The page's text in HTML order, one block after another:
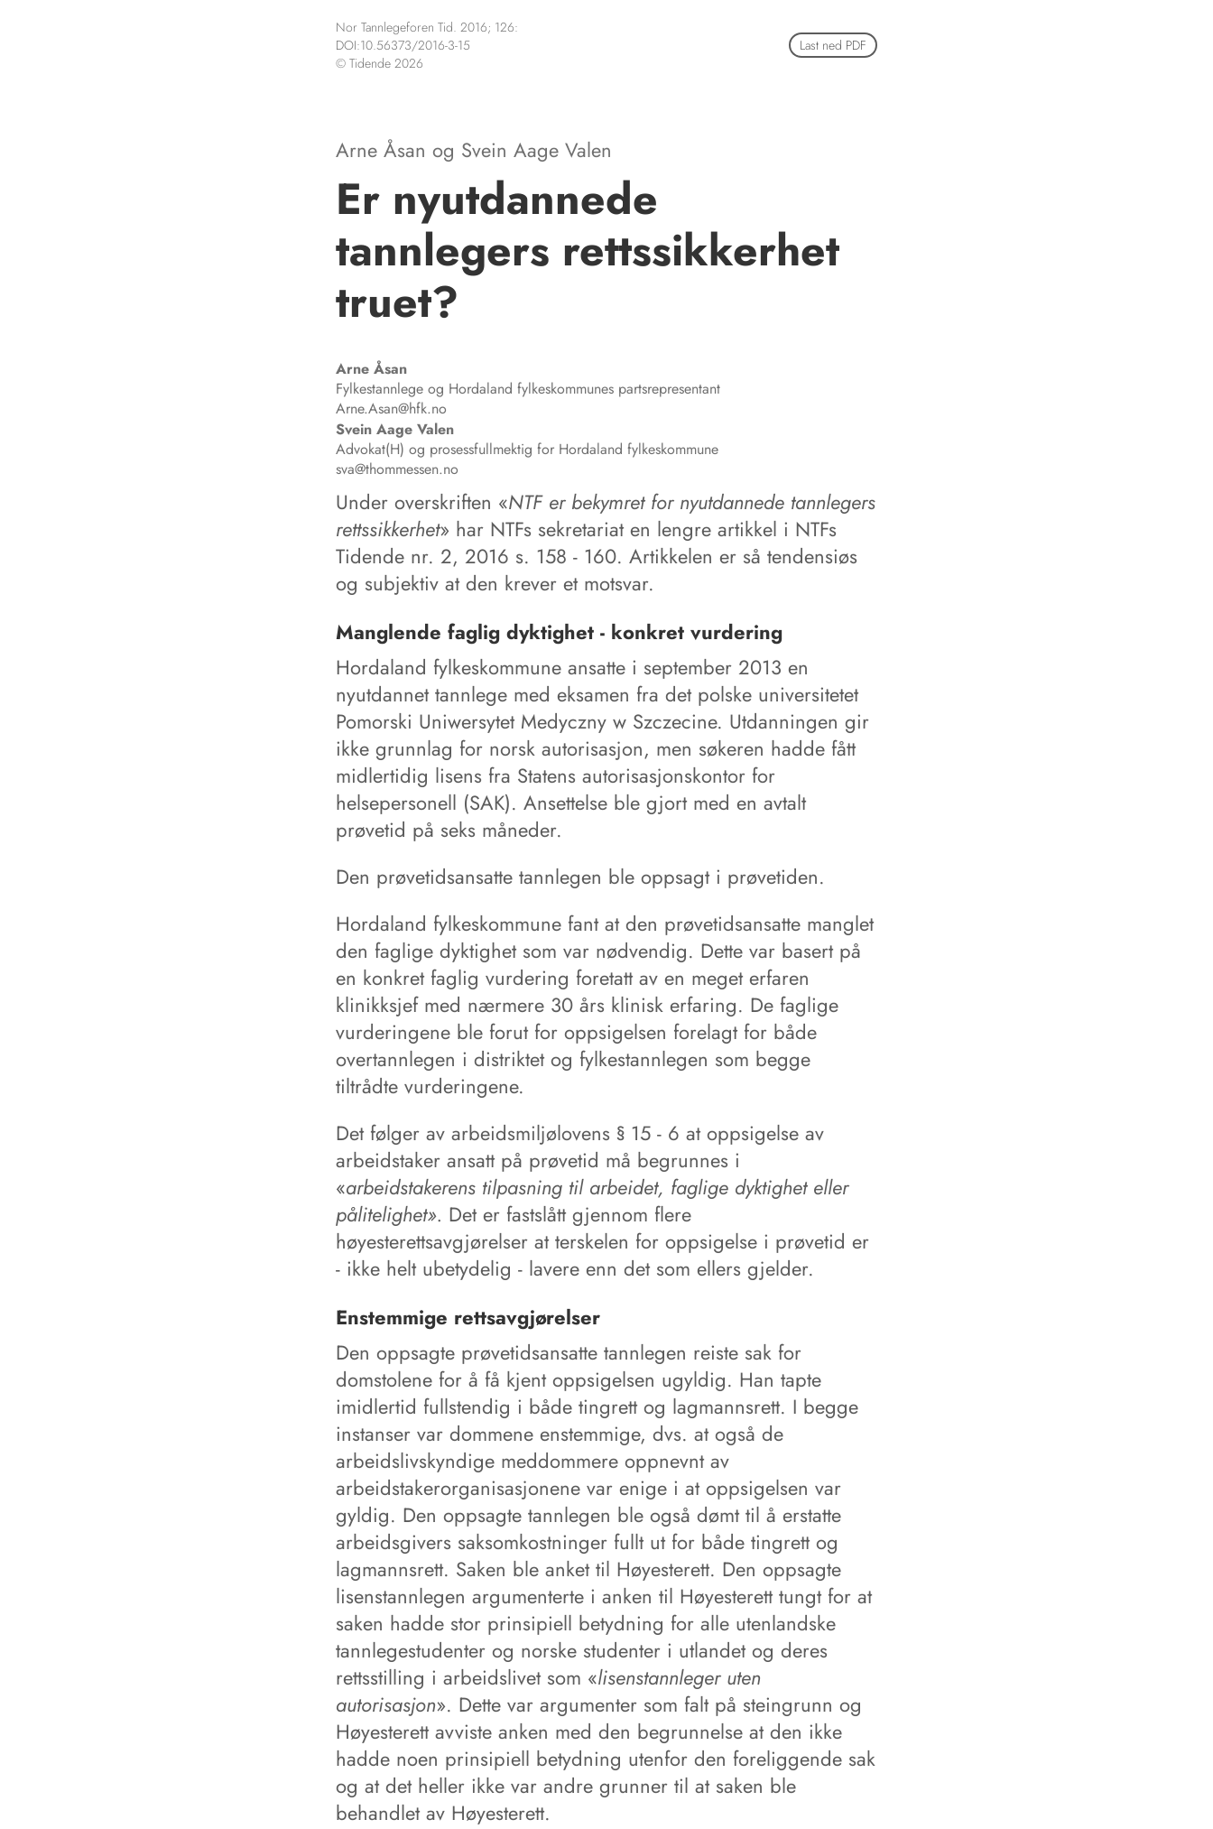
Nor Tannlegeforen Tid. 2016; 126:
DOI:10.56373/2016-3-15
© Tidende 2026
Last ned PDF
Arne Åsan og Svein Aage Valen
Er nyutdannede
tannlegers rettssikkerhet
truet?
Arne Åsan
Fylkestannlege og Hordaland fylkeskommunes partsrepresentant
Arne.Asan@hfk.no
Svein Aage Valen
Advokat(H) og prosessfullmektig for Hordaland fylkeskommune
sva@thommessen.no
Under overskriften «NTF er bekymret for nyutdannede tannlegers
rettssikkerhet» har NTFs sekretariat en lengre artikkel i NTFs
Tidende nr. 2, 2016 s. 158 - 160. Artikkelen er så tendensiøs
og subjektiv at den krever et motsvar.
Manglende faglig dyktighet - konkret vurdering
Hordaland fylkeskommune ansatte i september 2013 en
nyutdannet tannlege med eksamen fra det polske universitetet
Pomorski Uniwersytet Medyczny w Szczecine. Utdanningen gir
ikke grunnlag for norsk autorisasjon, men søkeren hadde fått
midlertidig lisens fra Statens autorisasjonskontor for
helsepersonell (SAK). Ansettelse ble gjort med en avtalt
prøvetid på seks måneder.
Den prøvetidsansatte tannlegen ble oppsagt i prøvetiden.
Hordaland fylkeskommune fant at den prøvetidsansatte manglet
den faglige dyktighet som var nødvendig. Dette var basert på
en konkret faglig vurdering foretatt av en meget erfaren
klinikksjef med nærmere 30 års klinisk erfaring. De faglige
vurderingene ble forut for oppsigelsen forelagt for både
overtannlegen i distriktet og fylkestannlegen som begge
tiltrådte vurderingene.
Det følger av arbeidsmiljølovens § 15 - 6 at oppsigelse av
arbeidstaker ansatt på prøvetid må begrunnes i
«arbeidstakerens tilpasning til arbeidet, faglige dyktighet eller
pålitelighet». Det er fastslått gjennom flere
høyesterettsavgjørelser at terskelen for oppsigelse i prøvetid er
- ikke helt ubetydelig - lavere enn det som ellers gjelder.
Enstemmige rettsavgjørelser
Den oppsagte prøvetidsansatte tannlegen reiste sak for
domstolene for å få kjent oppsigelsen ugyldig. Han tapte
imidlertid fullstendig i både tingrett og lagmannsrett. I begge
instanser var dommene enstemmige, dvs. at også de
arbeidslivskyndige meddommere oppnevnt av
arbeidstakerorganisasjonene var enige i at oppsigelsen var
gyldig. Den oppsagte tannlegen ble også dømt til å erstatte
arbeidsgivers saksomkostninger fullt ut for både tingrett og
lagmannsrett. Saken ble anket til Høyesterett. Den oppsagte
lisenstannlegen argumenterte i anken til Høyesterett tungt for at
saken hadde stor prinsipiell betydning for alle utenlandske
tannlegestudenter og norske studenter i utlandet og deres
rettsstilling i arbeidslivet som «lisenstannleger uten
autorisasjon». Dette var argumenter som falt på steingrunn og
Høyesterett avviste anken med den begrunnelse at den ikke
hadde noen prinsipiell betydning utenfor den foreliggende sak
og at det heller ikke var andre grunner til at saken ble
behandlet av Høyesterett.